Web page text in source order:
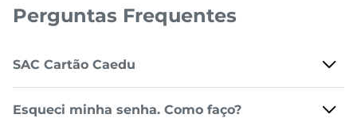
Perguntas Frequentes
SAC Cartão Caedu
Esqueci minha senha. Como faço?